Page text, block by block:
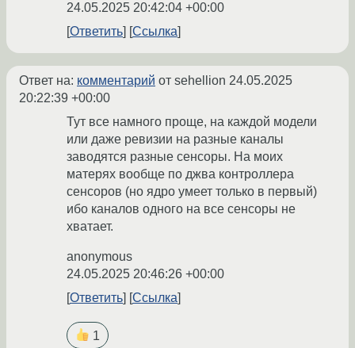
24.05.2025 20:42:04 +00:00
Ответить
Ссылка
Ответ на: комментарий от sehellion 24.05.2025
20:22:39 +00:00
Тут все намного проще, на каждой модели
или даже ревизии на разные каналы
заводятся разные сенсоры. На моих
матерях вообще по джва контроллера
сенсоров (но ядро умеет только в первый)
ибо каналов одного на все сенсоры не
хватает.
anonymous
24.05.2025 20:46:26 +00:00
Ответить
Ссылка
1